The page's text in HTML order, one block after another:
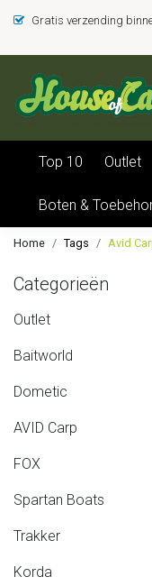
Gratis verzending
Top 10 Outlet
Boten &
Home Tags Avid
Categorieën
Outlet
Baitworld
Dometic
AVID Carp
FOX
Spartan Boats
Trakker
Korda